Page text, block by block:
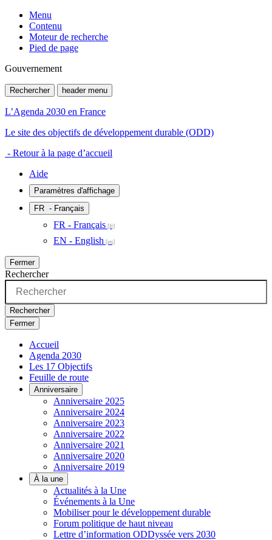
Menu
Contenu
Moteur de recherche
Pied de page
Gouvernement
Rechercher header menu
L’Agenda 2030 en France
Le site des objectifs de développement durable (ODD)
- Retour à la page d’accueil
Aide
Paramètres d'affichage
FR - Français
FR - Français
EN - English
Fermer
Rechercher
Rechercher
Fermer
Accueil
Agenda 2030
Les 17 Objectifs
Feuille de route
Anniversaire
Anniversaire 2025
Anniversaire 2024
Anniversaire 2023
Anniversaire 2022
Anniversaire 2021
Anniversaire 2020
Anniversaire 2019
À la une
Actualités à la Une
Événements à la Une
Mobiliser pour le développement durable
Forum politique de haut niveau
Lettre d’information ODDyssée vers 2030